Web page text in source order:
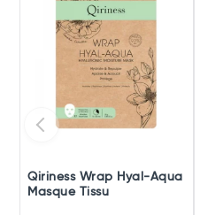
Qiriness Wrap Hyal-Aqua
Masque Tissu